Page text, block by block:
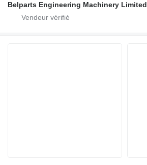
Belparts Engineering Machinery Limited